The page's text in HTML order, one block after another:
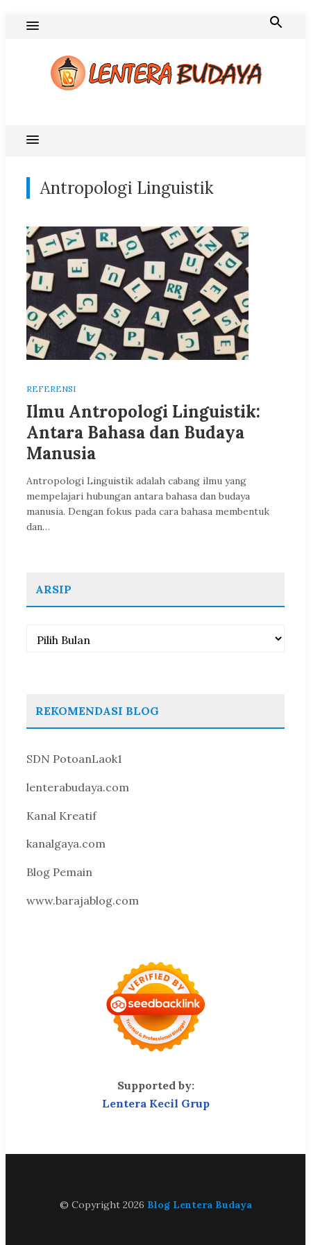
Antropologi Linguistik
REFERENSI
Ilmu Antropologi Linguistik:
Antara Bahasa dan Budaya
Manusia
Antropologi Linguistik adalah cabang ilmu yang
mempelajari hubungan antara bahasa dan budaya
manusia. Dengan fokus pada cara bahasa membentuk
dan…
ARSIP
Arsip
REKOMENDASI BLOG
SDN PotoanLaok1
lenterabudaya.com
Kanal Kreatif
kanalgaya.com
Blog Pemain
www.barajablog.com
Supported by:
Lentera Kecil Grup
© Copyright 2026 Blog Lentera Budaya